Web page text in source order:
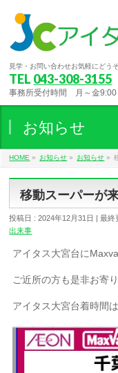
見学・お問い合わせお気軽にどう
TEL 043-308-3155
事務所受付時間 月～金
お知らせ
HOME » お知らせ » お知らせ »
移動スーパーが
投稿日 : 2024年12月31日 最終
出来事
アイタス大宮台に
ご近所の方も是非お寄
アイタス大宮台着時間